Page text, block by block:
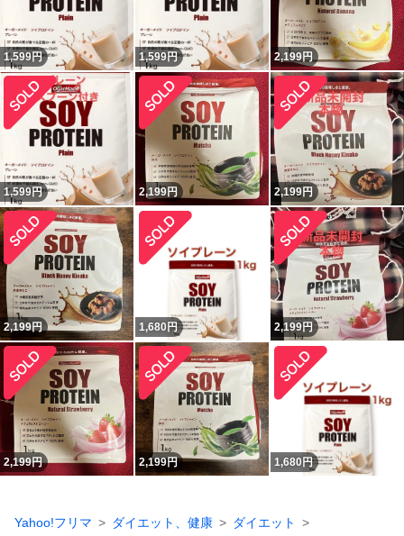
1,599円 1,599円 2,199円
1,599円 2,199円 2,199円
2,199円 1,680 円 2,199円
2,199円 2,199円 1,680 円
Yahoo!フリマ ダイエット、健康
ダイエット